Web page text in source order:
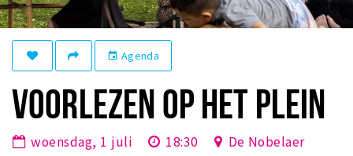
Winkels
Winkelgebieden
Bezienswaardigheden
Musea, theaters & podia
event Agenda
VOORLEZEN OP HET PLEIN
woensdag, 1 juli 18:30 De Nobelaer